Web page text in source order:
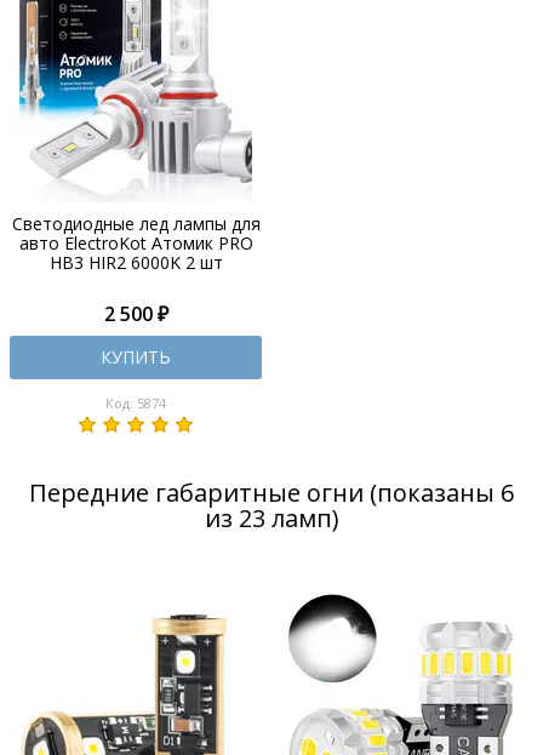
Светодиодные лед лампы для
авто ElectroKot Атомик PRO
HB3 HIR2 6000K 2 шт
2 500 ₽
КУПИТЬ
Код: 5874
Передние габаритные огни (показаны 6
из 23 ламп)